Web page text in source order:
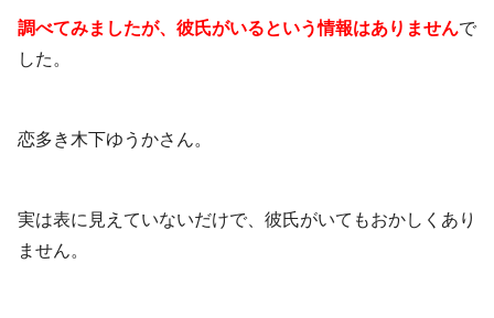
調べてみましたが、彼氏がいるという情報はありませんで
した。
恋多き木下ゆうかさん。
実は表に見えていないだけで、彼氏がいてもおかしくあり
ません。